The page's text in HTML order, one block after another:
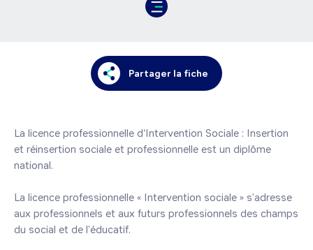
Partager la fiche
La licence professionnelle d'Intervention Sociale : Insertion
et réinsertion sociale et professionnelle est un diplôme
national.
La licence professionnelle « Intervention sociale » s’adresse
aux professionnels et aux futurs professionnels des champs
du social et de l’éducatif.